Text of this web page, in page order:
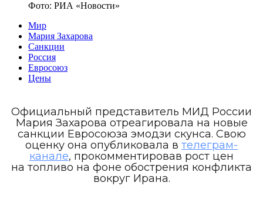
Фото: РИА «Новости»
Мир
Мария Захарова
Санкции
Россия
Евросоюз
Цены
Официальный представитель МИД России
Мария Захарова отреагировала на новые
санкции Евросоюза эмодзи скунса. Свою
оценку она опубликовала в телеграм-
канале, прокомментировав рост цен
на топливо на фоне обострения конфликта
вокруг Ирана.